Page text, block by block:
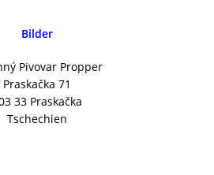
Bilder
Pivovar Propper
Praskačka 71
33 Praskačka
Tschechien